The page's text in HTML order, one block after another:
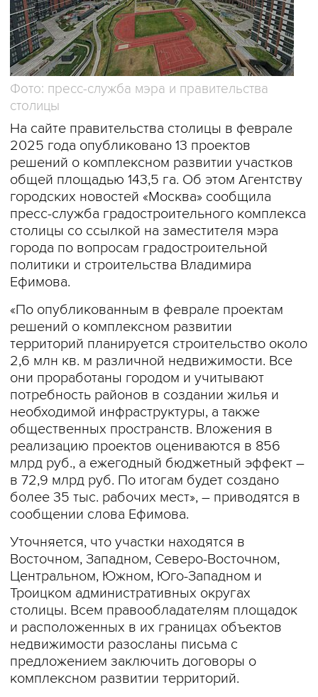
Фото: пресс-служба мэра и правительства
столицы
На сайте правительства столицы в феврале
2025 года опубликовано 13 проектов
решений о комплексном развитии участков
общей площадью 143,5 га. Об этом Агентству
городских новостей «Москва» сообщила
пресс-служба градостроительного комплекса
столицы со ссылкой на заместителя мэра
города по вопросам градостроительной
политики и строительства Владимира
Ефимова.
«По опубликованным в феврале проектам
решений о комплексном развитии
территорий планируется строительство около
2,6 млн кв. м различной недвижимости. Все
они проработаны городом и учитывают
потребность районов в создании жилья и
необходимой инфраструктуры, а также
общественных пространств. Вложения в
реализацию проектов оцениваются в 856
млрд руб., а ежегодный бюджетный эффект –
в 72,9 млрд руб. По итогам будет создано
более 35 тыс. рабочих мест», – приводятся в
сообщении слова Ефимова.
Уточняется, что участки находятся в
Восточном, Западном, Северо-Восточном,
Центральном, Южном, Юго-Западном и
Троицком административных округах
столицы. Всем правообладателям площадок
и расположенных в их границах объектов
недвижимости разосланы письма с
предложением заключить договоры о
комплексном развитии территорий.